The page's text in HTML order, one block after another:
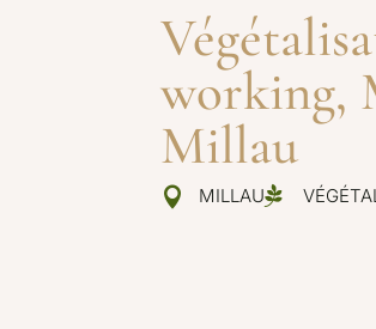
working,
Millau
 MILLAU